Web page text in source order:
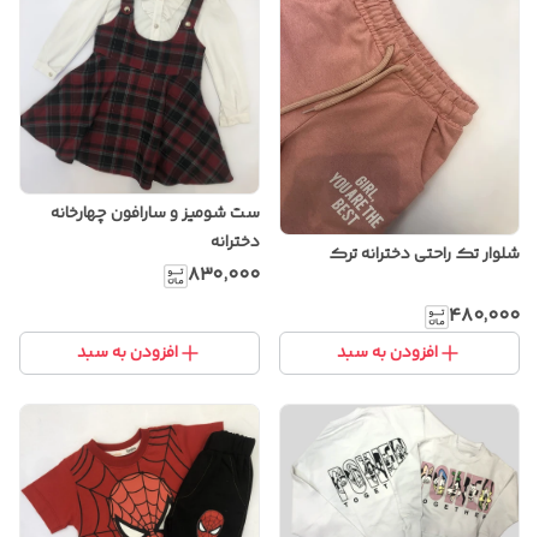
شلوار تک راحتی دخترانه ترک
۴۸۰٬۰۰۰
افزودن به سبد
ست شومیز و سارافون چهارخانه
دخترانه
۸۳۰٬۰۰۰
افزودن به سبد